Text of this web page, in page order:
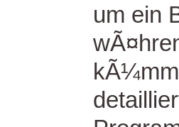
um ein